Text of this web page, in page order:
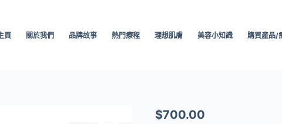
頁 關於我們 品牌故事 熱門療程 理想肌膚 美容小知識 購買產品/
$700.00